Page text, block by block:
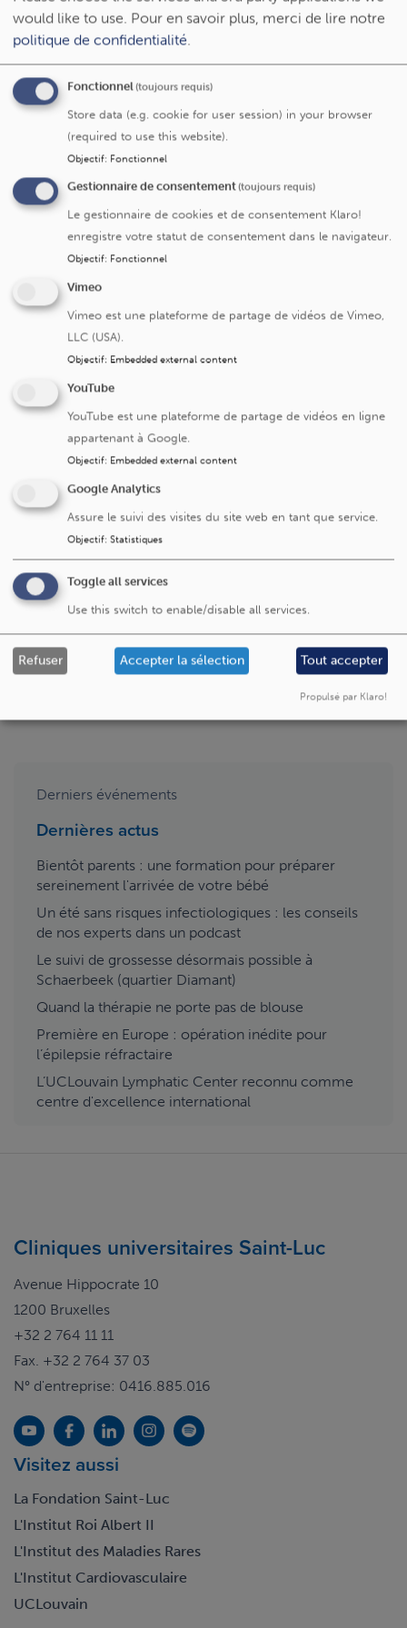
En parallèle de l’imagerie, les équipes s’appuient
également sur un marqueur sanguin : les neurofilaments.
Ces protéines, libérées lors de la dégradation des
neurones, permettent de mieux suivre l’activité de la
maladie et la réponse au traitement.
Cette approche combinée — imagerie avancée et
biomarqueurs — constitue une avancée importante dans
le suivi personnalisé des patients.
La sclérose en plaque aux Cliniques
universitaires Saint-Luc
Chaque année, entre 1.000 et 1.200 patients sont suivis
aux Cliniques Saint-Luc, faisant du centre l’un des plus
importants en Belgique francophone. S’appuyant sur une
longue expérience dans la conduite d’études cliniques,
Saint-Luc propose régulièrement à ses patients des
traitements innovants ou en cours de développement.
Au-delà de la recherche, la prise en charge repose sur
une approche globale et multidisciplinaire. Neurologues,
infirmières spécialisées, neuro-radiologues, neuro-
urologues, neuro-ophtalmologues, médecins de
Médecine physique et autres professionnels de santé
travaillent en étroite collaboration pour assurer un suivi
complet des patients.
En savoir plus sur laprise en charge de la sclérose
en plaques
aux Cliniques universitaires Saint-Luc
Derniers événements
Dernières actus
Bientôt parents : une formation pour préparer
sereinement l'arrivée de votre bébé
Un été sans risques infectiologiques : les conseils
de nos experts dans un podcast
Le suivi de grossesse désormais possible à
Schaerbeek (quartier Diamant)
Quand la thérapie ne porte pas de blouse
Première en Europe : opération inédite pour
l’épilepsie réfractaire
L’UCLouvain Lymphatic Center reconnu comme
centre d'excellence international
Cliniques universitaires Saint-Luc
Avenue Hippocrate 10
1200 Bruxelles
+32 2 764 11 11
Fax. +32 2 764 37 03
N° d'entreprise: 0416.885.016
Visitez aussi
La Fondation Saint-Luc
L'Institut Roi Albert II
L'Institut des Maladies Rares
L'Institut Cardiovasculaire
UCLouvain
would like to use. Pour en savoir plus, merci de lire notre
politique de confidentialité.
Fonctionnel(toujours requis)
Store data (e.g. cookie for user session) in your browser
(required to use this website).
Objectif: Fonctionnel
Gestionnaire de consentement(toujours requis)
Le gestionnaire de cookies et de consentement Klaro!
enregistre votre statut de consentement dans le navigateur.
Objectif: Fonctionnel
Vimeo
Vimeo est une plateforme de partage de vidéos de Vimeo,
LLC (USA).
Objectif: Embedded external content
YouTube
YouTube est une plateforme de partage de vidéos en ligne
appartenant à Google.
Objectif: Embedded external content
Google Analytics
Assure le suivi des visites du site web en tant que service.
Objectif: Statistiques
Toggle all services
Use this switch to enable/disable all services.
Refuser Accepter la sélection Tout accepter
Propulsé par Klaro!